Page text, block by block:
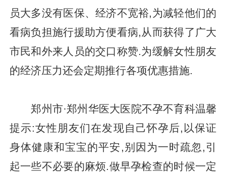
员大多没有医保、经济不宽裕,为减轻他们的
看病负担施行援助方便看病,从而获得了广大
市民和外来人员的交口称赞.为缓解女性朋友
的经济压力还会定期推行各项优惠措施.
郑州市·郑州华医大医院不孕不育科温馨
提示:女性朋友们在发现自己怀孕后,以保证
身体健康和宝宝的平安,别因为一时疏忽,引
起一些不必要的麻烦.做早孕检查的时候一定